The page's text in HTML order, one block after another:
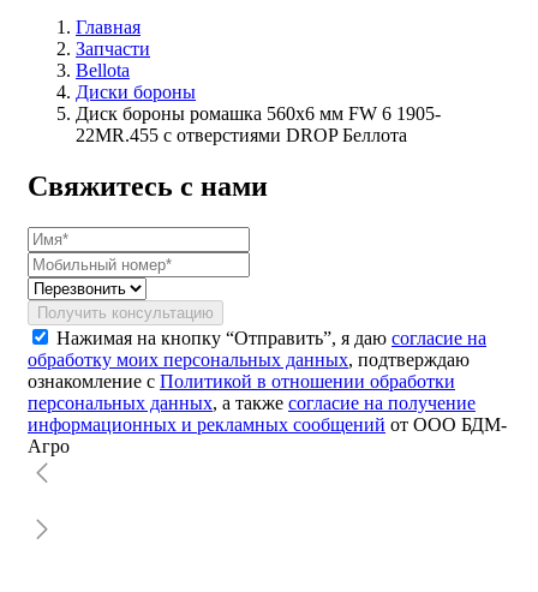
Главная
Запчасти
Bellota
Диски бороны
Диск бороны ромашка 560х6 мм FW 6 1905-
22MR.455 с отверстиями DROP Беллота
Свяжитесь с нами
Получить консультацию
Нажимая на кнопку “Отправить”, я даю согласие на
обработку моих персональных данных, подтверждаю
ознакомление с Политикой в отношении обработки
персональных данных, а также согласие на получение
информационных и рекламных сообщений от ООО БДМ-
Агро